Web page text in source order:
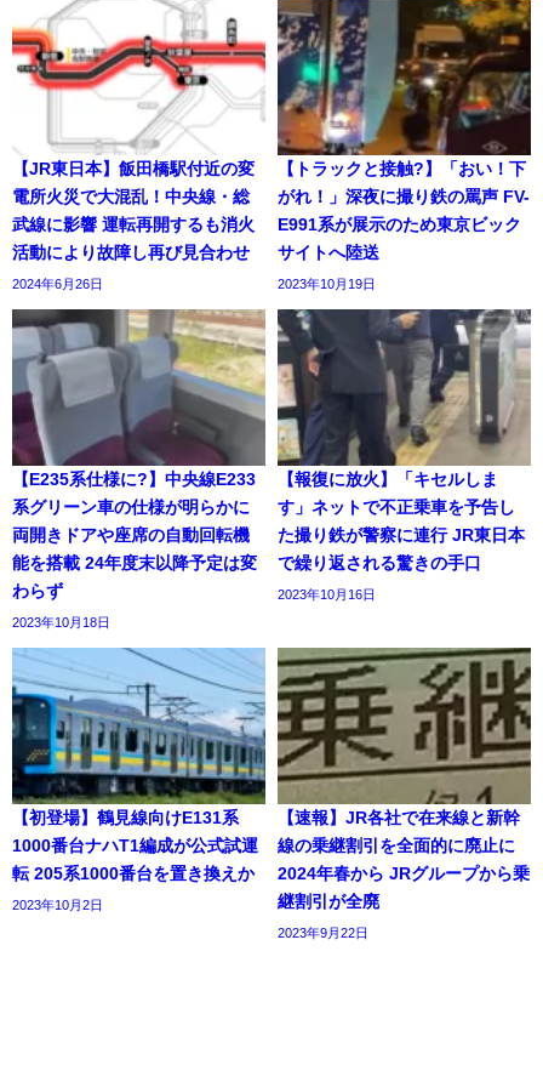
【JR東日本】飯田橋駅付近の変
電所火災で大混乱！中央線・総
武線に影響 運転再開するも消火
活動により故障し再び見合わせ
2024年6月26日
【トラックと接触?】「おい！下
がれ！」深夜に撮り鉄の罵声 FV-
E991系が展示のため東京ビック
サイトへ陸送
2023年10月19日
【E235系仕様に?】中央線E233
系グリーン車の仕様が明らかに
両開きドアや座席の自動回転機
能を搭載 24年度末以降予定は変
わらず
2023年10月18日
【報復に放火】「キセルしま
す」ネットで不正乗車を予告し
た撮り鉄が警察に連行 JR東日本
で繰り返される驚きの手口
2023年10月16日
【初登場】鶴見線向けE131系
1000番台ナハT1編成が公式試運
転 205系1000番台を置き換えか
2023年10月2日
【速報】JR各社で在来線と新幹
線の乗継割引を全面的に廃止に
2024年春から JRグループから乗
継割引が全廃
2023年9月22日